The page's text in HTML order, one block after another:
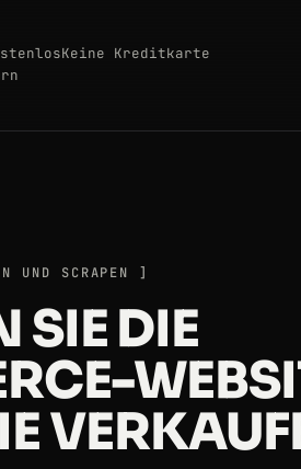
Keine Kreditkarte
UND SCRAPEN
SIE DIE